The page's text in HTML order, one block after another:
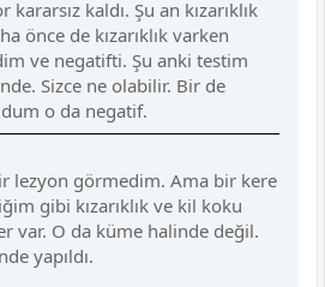
kaldı. Şu an kızarıklık
önce de kızarıklık varken
ve negatifti. Şu anki testim
Sizce ne olabilir. Bir de
o da negatif.
lezyon görmedim. Ama bir kere
gibi kızarıklık ve kil koku
var. O da küme halinde değil.
yapıldı.